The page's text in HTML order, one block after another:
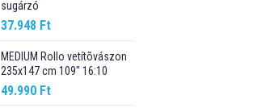
sugárzó
37.948 Ft
MEDIUM Rollo vetítõvászon
235x147 cm 109" 16:10
49.990 Ft